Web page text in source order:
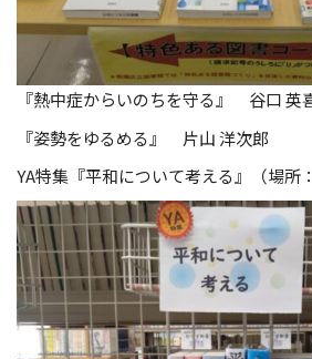
『熱中症からいのちを守る』 谷口 英
『姿勢をゆるめる』 片山 洋次郎
YA特集『平和について考える』（場所